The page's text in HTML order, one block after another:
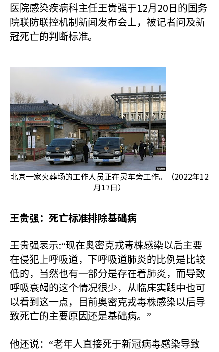
医院感染疾病科主任王贵强于12月 20 日的国务
院联防联控机制新闻发布会上，被记者问及新
冠死亡的判断标准。
北京一家火葬场的工作人员正在灵车旁工作。（2022年12
月17日）
王贵强：死亡标准排除基础病
王贵强表示:“现在奥密克戎毒株感染以后主要
在侵犯上呼吸道，下呼吸道肺炎的比例是比较
低的，当然也有一部分是存在着肺炎，而导致
呼吸衰竭的这个情况很少，从临床实践中也可
以看到这一点，目前奥密克戎毒株感染以后导
致死亡的主要原因还是基础病。”
他还说：“老年人直接死于新冠病毒感染导致